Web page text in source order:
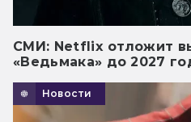
СМИ: Netflix отложит
«Ведьмака» до 2027
Новости